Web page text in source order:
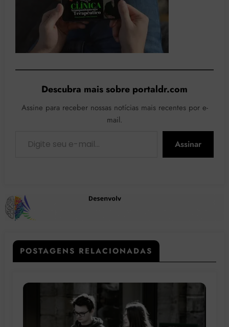
Descubra mais sobre portaldr.com
Assine para receber nossas notícias mais recentes por e-
mail.
Assinar
POSTAGENS RELACIONADAS